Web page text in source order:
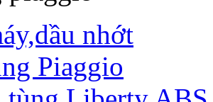
nhớt
Piaggio